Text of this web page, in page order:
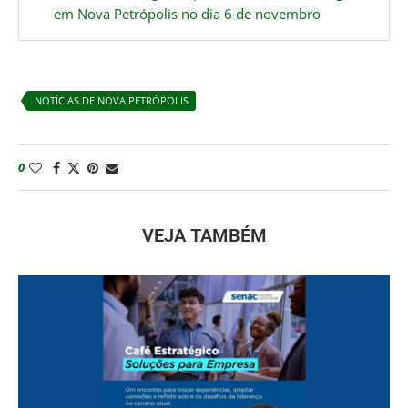
em Nova Petrópolis no dia 6 de novembro
NOTÍCIAS DE NOVA PETRÓPOLIS
0
VEJA TAMBÉM